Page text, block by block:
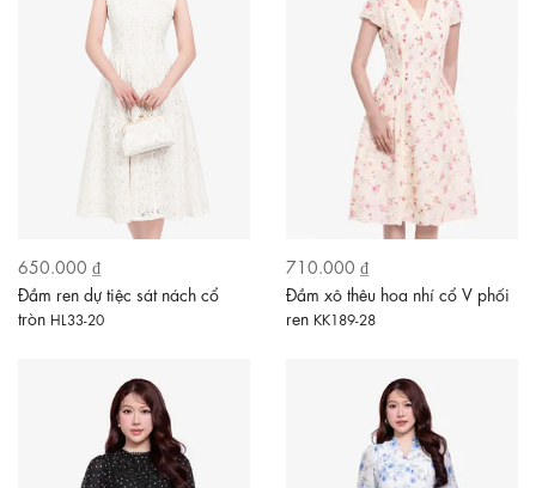
650.000 ₫
Đầm ren dự tiệc sát nách cổ
tròn HL33-20
710.000 ₫
Đầm xô thêu hoa nhí cổ V phối
ren KK189-28